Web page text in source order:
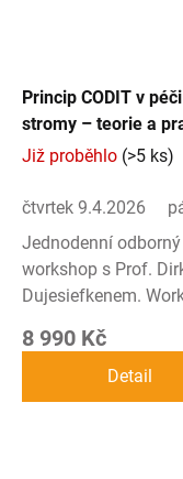
Princip CODIT v
stromy – teorie a
Již proběhlo (>5 ks)
čtvrtek 9.4.2026
8 990 Kč
Detail
Jednodenní odborný
workshop s Prof.
Dujesiefkenem.
reakcí stromů na
– od prvotní
odezvy až po